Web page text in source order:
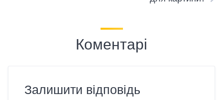
Коментарі
Залишити відповідь